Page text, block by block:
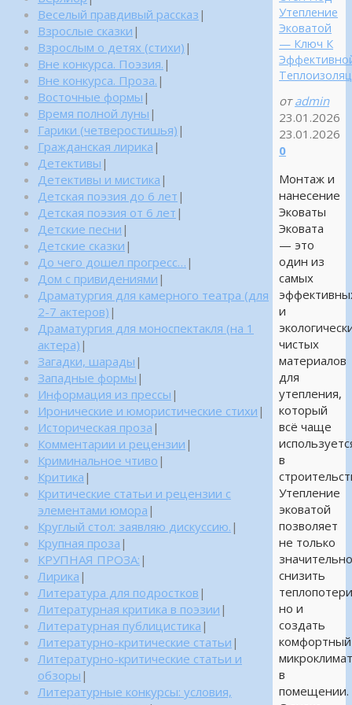
Утепление
Эковатой
— Ключ К
от admin
23.01.2026
23.01.2026
0
Монтаж и
нанесение
Эковаты
Эковата
— это
один из
самых
и
чистых
материалов
для
утепления,
который
всё чаще
в
Утепление
эковатой
позволяет
не только
снизить
но и
создать
комфортный
в
помещении.
Веселый правдивый рассказ |
Взрослые сказки |
Взрослым о детях (стихи) |
Вне конкурса. Поэзия. |
Вне конкурса. Проза. |
Восточные формы |
Время полной луны |
Гарики (четверостишья) |
Гражданская лирика |
Детективы |
Детективы и мистика |
Детская поэзия до 6 лет |
Детская поэзия от 6 лет |
Детские песни |
Детские сказки |
До чего дошел прогресс… |
Дом с привидениями |
Драматургия для камерного театра (для
2-7 актеров) |
Драматургия для моноспектакля (на 1
актера) |
Загадки, шарады |
Западные формы |
Информация из прессы |
Иронические и юмористические стихи |
Историческая проза |
Комментарии и рецензии |
Криминальное чтиво |
Критика |
Критические статьи и рецензии с
элементами юмора |
Круглый стол: заявляю дискуссию. |
Крупная проза |
КРУПНАЯ ПРОЗА: |
Лирика |
Литература для подростков |
Литературная критика в поэзии |
Литературная публицистика |
Литературно-критические статьи |
Литературно-критические статьи и
обзоры |
Литературные конкурсы: условия,